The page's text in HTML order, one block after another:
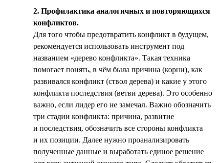
2. Профилактика аналогичных и повторяющихся
конфликтов.
Для того чтобы предотвратить конфликт в будущем,
рекомендуется использовать инструмент под
названием «дерево конфликта». Такая техника
помогает понять, в чём была причина (корни), как
развивался конфликт (ствол дерева) и какие у этого
конфликта последствия (ветви дерева). Это особенно
важно, если лидер его не замечал. Важно обозначить
три стадии конфликта: причина, развитие
и последствия, обозначить все стороны конфликта
и их позиции. Далее нужно проанализировать
полученные данные и выработать единое решение